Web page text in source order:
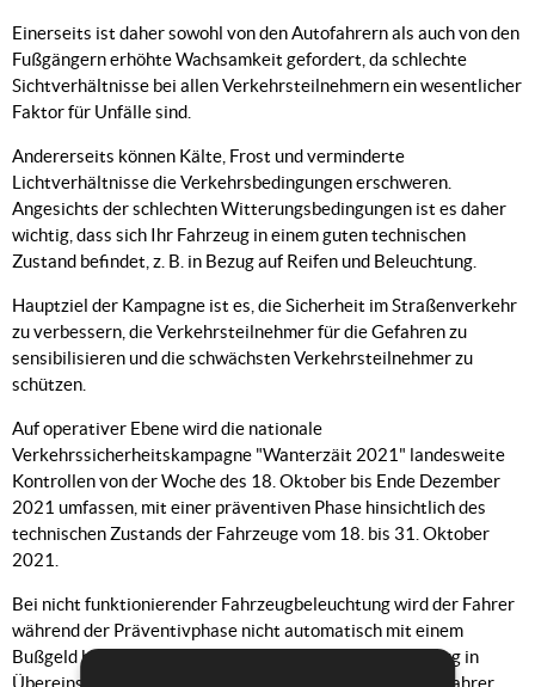
Einerseits ist daher sowohl von den Autofahrern als auch von den
Fußgängern erhöhte Wachsamkeit gefordert, da schlechte
Sichtverhältnisse bei allen Verkehrsteilnehmern ein wesentlicher
Faktor für Unfälle sind.
Andererseits können Kälte, Frost und verminderte
Lichtverhältnisse die Verkehrsbedingungen erschweren.
Angesichts der schlechten Witterungsbedingungen ist es daher
wichtig, dass sich Ihr Fahrzeug in einem guten technischen
Zustand befindet, z. B. in Bezug auf Reifen und Beleuchtung.
Hauptziel der Kampagne ist es, die Sicherheit im Straßenverkehr
zu verbessern, die Verkehrsteilnehmer für die Gefahren zu
sensibilisieren und die schwächsten Verkehrsteilnehmer zu
schützen.
Auf operativer Ebene wird die nationale
Verkehrssicherheitskampagne "Wanterzäit 2021" landesweite
Kontrollen von der Woche des 18. Oktober bis Ende Dezember
2021 umfassen, mit einer präventiven Phase hinsichtlich des
technischen Zustands der Fahrzeuge vom 18. bis 31. Oktober
2021.
Bei nicht funktionierender Fahrzeugbeleuchtung wird der Fahrer
während der Präventivphase nicht automatisch mit einem
Bußgeld belegt, sondern hat 3 Tage Zeit, um das Fahrzeug in
Übereinstimmung mit den Vorschriften zu bringen. Der Fahrer